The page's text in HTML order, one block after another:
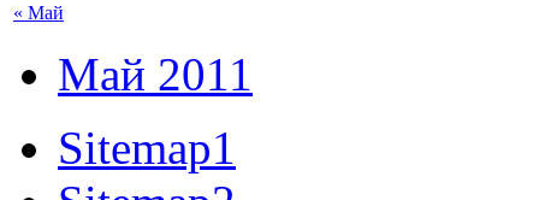
« Май
Май 2011
Sitemap1